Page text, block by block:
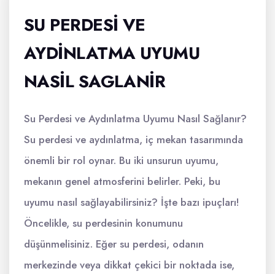
SU PERDESI VE
AYDINLATMA UYUMU
NASIL SAGLANIR
Su Perdesi ve Aydınlatma Uyumu Nasıl Sağlanır?
Su perdesi ve aydınlatma, iç mekan tasarımında
önemli bir rol oynar. Bu iki unsurun uyumu,
mekanın genel atmosferini belirler. Peki, bu
uyumu nasıl sağlayabilirsiniz? İşte bazı ipuçları!
Öncelikle, su perdesinin konumunu
düşünmelisiniz. Eğer su perdesi, odanın
merkezinde veya dikkat çekici bir noktada ise,